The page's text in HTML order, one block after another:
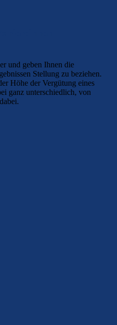
und geben Ihnen die
Stellung zu beziehen.
Höhe der Vergütung eines
ganz unterschiedlich, von